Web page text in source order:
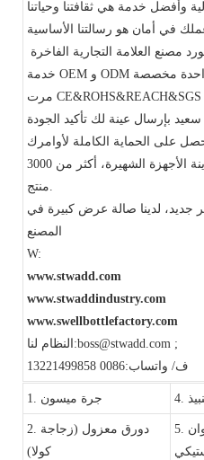
مصنعنا في يونغ كانغ، مدينة الأجهزة الشهيرة، أكثر من 3000
منتج.
لدينا صالة عرض كبيرة في
W:
www.stwadd.com
www.stwaddindustry.com
www.swellbottlefactory.com
النظام لنا:boss@stwadd.com ;
ف/ واتساب:0086 13221499858
1. جرة ميسون
2. دورق معزول (زجاجة
كولا)
5. بهلوان